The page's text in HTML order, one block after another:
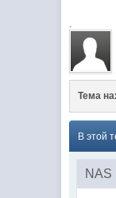
.
Тема
В этой
NAS